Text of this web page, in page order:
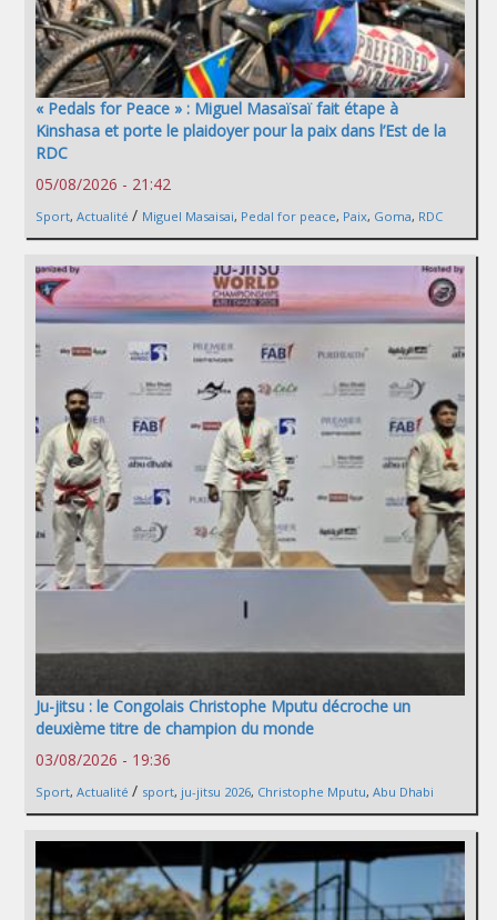
« Pedals for Peace » : Miguel Masaïsaï fait étape à
Kinshasa et porte le plaidoyer pour la paix dans l’Est de la
RDC
05/08/2026 - 21:42
Sport, Actualité / Miguel Masaisai, Pedal for peace, Paix, Goma, RDC
Ju-jitsu : le Congolais Christophe Mputu décroche un
deuxième titre de champion du monde
03/08/2026 - 19:36
Sport, Actualité / sport, ju-jitsu 2026, Christophe Mputu, Abu Dhabi